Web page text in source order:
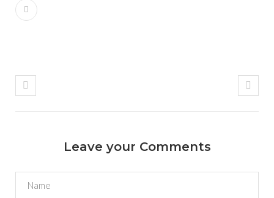
Leave your Comments